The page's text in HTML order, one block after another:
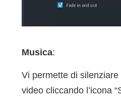
Musica:
Vi permette di
video cliccando l’icona